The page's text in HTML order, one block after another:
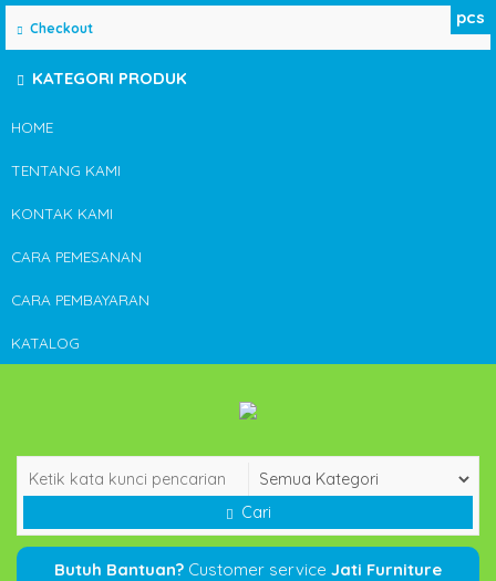
HOME
TENTANG KAMI
KONTAK KAMI
CARA PEMESANAN
CARA PEMBAYARAN
KATALOG
Cari
Butuh Bantuan? Customer service Jati Furniture
pcs
Checkout
KATEGORI PRODUK